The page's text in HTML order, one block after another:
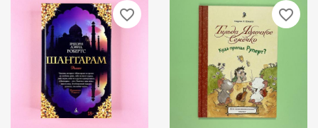
favorite_border favorite_border